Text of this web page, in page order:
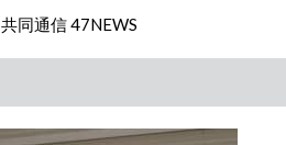
共同通信 47NEWS